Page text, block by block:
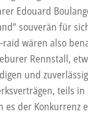
Edouard
souverän für
wären also
Rennstall,
und
teils
es der Konkurrenz